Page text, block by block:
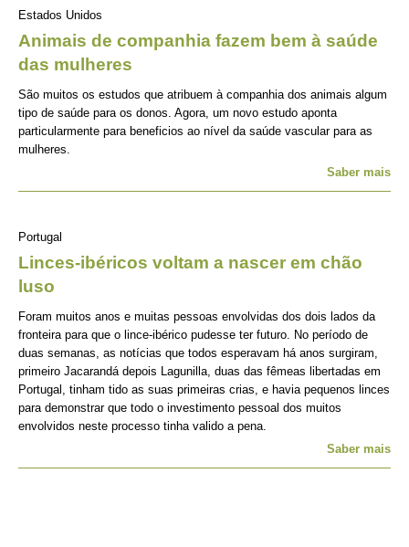
Estados Unidos
Animais de companhia fazem bem à saúde
das mulheres
São muitos os estudos que atribuem à companhia dos animais algum
tipo de saúde para os donos. Agora, um novo estudo aponta
particularmente para beneficios ao nível da saúde vascular para as
mulheres.
Saber mais
Portugal
Linces-ibéricos voltam a nascer em chão
luso
Foram muitos anos e muitas pessoas envolvidas dos dois lados da
fronteira para que o lince-ibérico pudesse ter futuro. No período de
duas semanas, as notícias que todos esperavam há anos surgiram,
primeiro Jacarandá depois Lagunilla, duas das fêmeas libertadas em
Portugal, tinham tido as suas primeiras crias, e havia pequenos linces
para demonstrar que todo o investimento pessoal dos muitos
envolvidos neste processo tinha valido a pena.
Saber mais